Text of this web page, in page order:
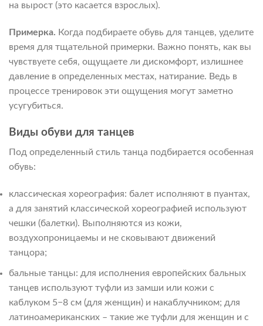
на вырост (это касается взрослых).
Примерка. Когда подбираете обувь для танцев, уделите
время для тщательной примерки. Важно понять, как вы
чувствуете себя, ощущаете ли дискомфорт, излишнее
давление в определенных местах, натирание. Ведь в
процессе тренировок эти ощущения могут заметно
усугубиться.
Виды обуви для танцев
Под определенный стиль танца подбирается особенная
обувь:
классическая хореография: балет исполняют в пуантах,
а для занятий классической хореографией используют
чешки (балетки). Выполняются из кожи,
воздухопроницаемы и не сковывают движений
танцора;
бальные танцы: для исполнения европейских бальных
танцев используют туфли из замши или кожи с
каблуком 5−8 см (для женщин) и накаблучником; для
латиноамериканских – такие же туфли для женщин и с